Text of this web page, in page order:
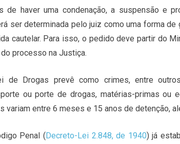
de haver uma condenação, a suspensão e
ser determinada pelo juiz como uma forma
cautelar. Para isso, o pedido deve partir do
processo na Justiça.
de Drogas prevê como crimes, entre
ou porte de drogas, matérias-primas ou
variam entre 6 meses e 15 anos de detenção,
Penal (Decreto-Lei 2.848, de 1940) já